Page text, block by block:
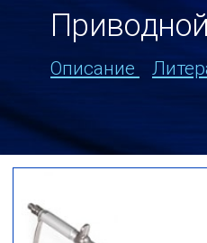
Описание